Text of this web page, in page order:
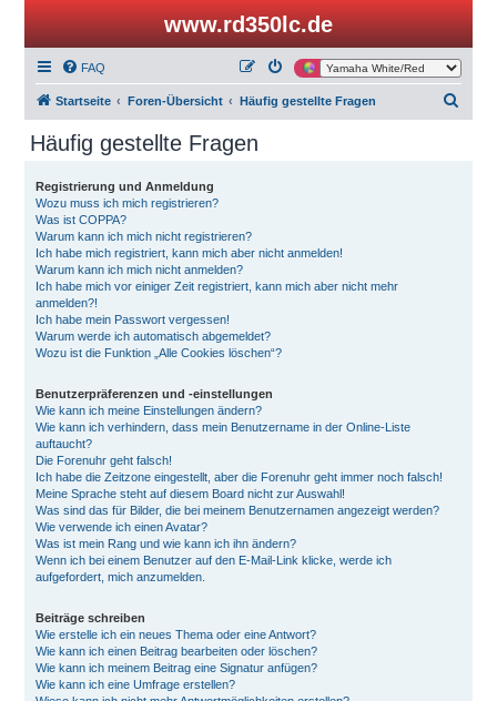
www.rd350lc.de
FAQ
Startseite Foren-Übersicht Häufig gestellte Fragen
Häufig gestellte Fragen
Registrierung und Anmeldung
Wozu muss ich mich registrieren?
Was ist COPPA?
Warum kann ich mich nicht registrieren?
Ich habe mich registriert, kann mich aber nicht anmelden!
Warum kann ich mich nicht anmelden?
Ich habe mich vor einiger Zeit registriert, kann mich aber nicht mehr
anmelden?!
Ich habe mein Passwort vergessen!
Warum werde ich automatisch abgemeldet?
Wozu ist die Funktion „Alle Cookies löschen“?
Benutzerpräferenzen und -einstellungen
Wie kann ich meine Einstellungen ändern?
Wie kann ich verhindern, dass mein Benutzername in der Online-Liste
auftaucht?
Die Forenuhr geht falsch!
Ich habe die Zeitzone eingestellt, aber die Forenuhr geht immer noch falsch!
Meine Sprache steht auf diesem Board nicht zur Auswahl!
Was sind das für Bilder, die bei meinem Benutzernamen angezeigt werden?
Wie verwende ich einen Avatar?
Was ist mein Rang und wie kann ich ihn ändern?
Wenn ich bei einem Benutzer auf den E-Mail-Link klicke, werde ich
aufgefordert, mich anzumelden.
Beiträge schreiben
Wie erstelle ich ein neues Thema oder eine Antwort?
Wie kann ich einen Beitrag bearbeiten oder löschen?
Wie kann ich meinem Beitrag eine Signatur anfügen?
Wie kann ich eine Umfrage erstellen?